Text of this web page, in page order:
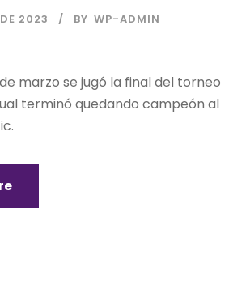
2023 BY WP-ADMIN
marzo se jugó la final del torneo
terminó quedando campeón al